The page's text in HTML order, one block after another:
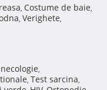
, Costume de baie,
, Verighete,
,
, Test sarcina,